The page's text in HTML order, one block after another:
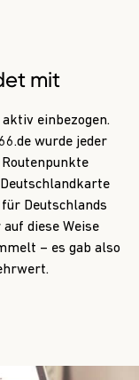
mit
einbezogen.
wurde jeder
Deutschlands
diese Weise
– es gab also